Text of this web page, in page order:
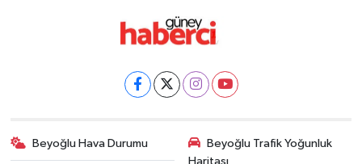
Beyoğlu Hava Durumu
Beyoğlu Trafik Yoğunluk
Haritası